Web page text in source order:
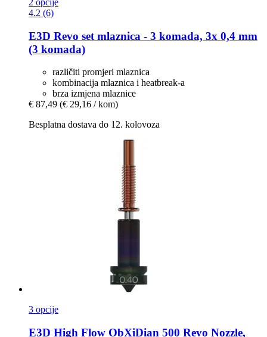
2 opcije
4.2 (6)
E3D Revo set mlaznica -​ 3 komada, 3x 0,4 mm
(3 komada)
različiti promjeri mlaznica
kombinacija mlaznica i heatbreak-a
brza izmjena mlaznice
€ 87,49 (€ 29,16 / kom)
Besplatna dostava do 12. kolovoza
3 opcije
E3D High Flow ObXiDian 500 Revo Nozzle,